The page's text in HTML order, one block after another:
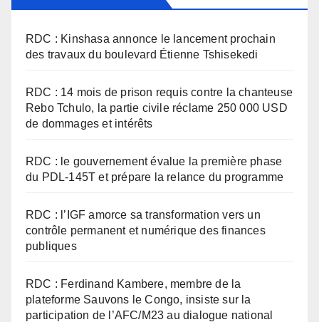
RDC : Kinshasa annonce le lancement prochain
des travaux du boulevard Étienne Tshisekedi
RDC : 14 mois de prison requis contre la chanteuse
Rebo Tchulo, la partie civile réclame 250 000 USD
de dommages et intérêts
RDC : le gouvernement évalue la première phase
du PDL-145T et prépare la relance du programme
RDC : l’IGF amorce sa transformation vers un
contrôle permanent et numérique des finances
publiques
RDC : Ferdinand Kambere, membre de la
plateforme Sauvons le Congo, insiste sur la
participation de l’AFC/M23 au dialogue national